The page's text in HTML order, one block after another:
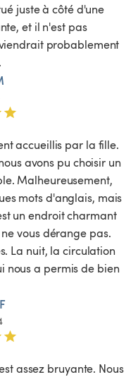
juste à côté d'une
et il n'est pas
probablement
accueillis par la fille.
avons pu choisir un
Malheureusement,
mots d'anglais, mais
un endroit charmant
vous dérange pas.
La nuit, la circulation
nous a permis de bien
assez bruyante. Nous